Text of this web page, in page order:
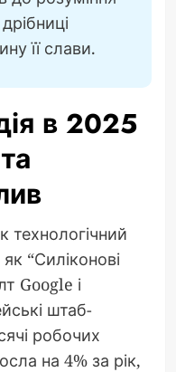
її слави.
в 2025
технологічний
“Силіконові
Google і
штаб-
робочих
на 4% за рік,